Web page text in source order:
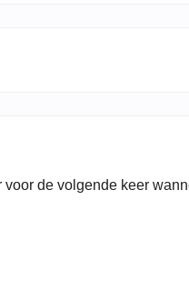
de volgende keer